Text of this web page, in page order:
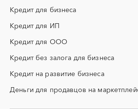
КТП
ОКР (опытно-
конструкторские работы)
ПГС (песчано-гравийная
смесь)
СВО
СКС
Карелия
Кировская область
Костромская область
Красноярский край
Кредит для бизнеса
Кредит для ИП
Кредит для ООО
Кредит без залога для бизнеса
Кредит на развитие бизнеса
Деньги для продавцов на